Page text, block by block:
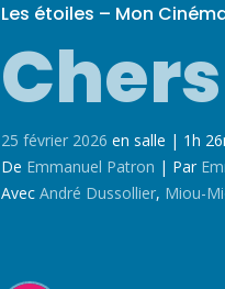
Les étoiles – Mon
25 février 2026 en salle | 1h
De Emmanuel Patron | Par
Avec André Dussollier, Miou-